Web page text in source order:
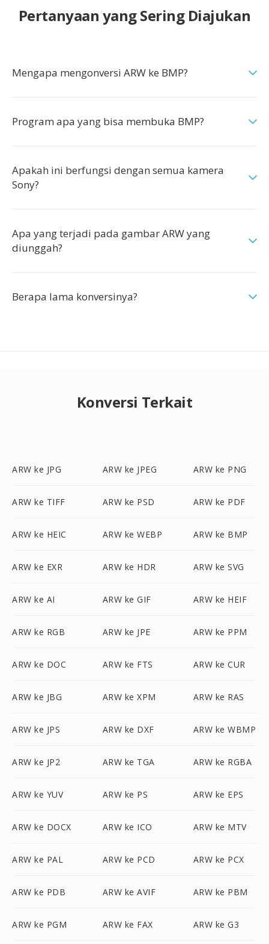
Pertanyaan yang Sering Diajukan
Mengapa mengonversi ARW ke BMP?
Program apa yang bisa membuka BMP?
Apakah ini berfungsi dengan semua kamera
Sony?
Apa yang terjadi pada gambar ARW yang
diunggah?
Berapa lama konversinya?
Konversi Terkait
ARW ke JPG ARW ke JPEG ARW ke PNG
ARW ke TIFF ARW ke PSD ARW ke PDF
ARW ke HEIC ARW ke WEBP ARW ke BMP
ARW ke EXR ARW ke HDR ARW ke SVG
ARW ke AI ARW ke GIF ARW ke HEIF
ARW ke RGB ARW ke JPE ARW ke PPM
ARW ke DOC ARW ke FTS ARW ke CUR
ARW ke JBG ARW ke XPM ARW ke RAS
ARW ke JPS ARW ke DXF ARW ke WBMP
ARW ke JP2 ARW ke TGA ARW ke RGBA
ARW ke YUV ARW ke PS ARW ke EPS
ARW ke DOCX ARW ke ICO ARW ke MTV
ARW ke PAL ARW ke PCD ARW ke PCX
ARW ke PDB ARW ke AVIF ARW ke PBM
ARW ke PGM ARW ke FAX ARW ke G3